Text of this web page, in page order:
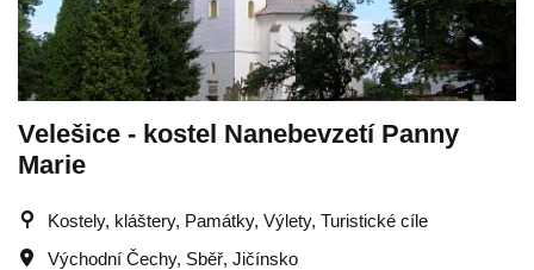
Velešice - kostel Nanebevzetí Panny
Marie
Kostely, kláštery, Památky, Výlety, Turistické cíle
Východní Čechy, Sběř, Jičínsko